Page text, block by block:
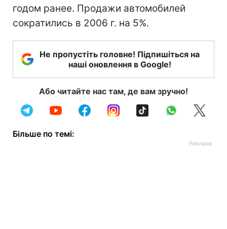
годом ранее. Продажи автомобилей
сократились в 2006 г. на 5%.
Не пропустіть головне! Підпишіться на
наші оновлення в Google!
Або читайте нас там, де вам зручно!
Більше по темі: